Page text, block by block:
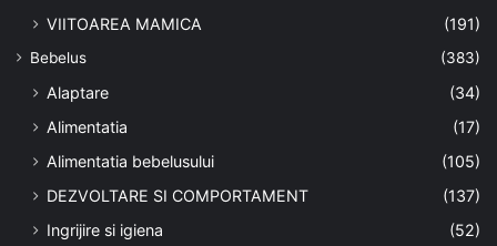
VIITOAREA MAMICA
(191)
Bebelus (383)
Alaptare
(34)
Alimentatia
(17)
Alimentatia bebelusului
(105)
DEZVOLTARE SI COMPORTAMENT
(137)
Ingrijire si igiena
(52)